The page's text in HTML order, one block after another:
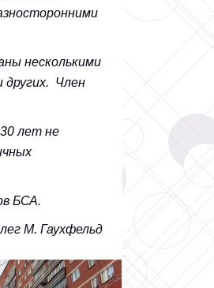
несколькими
других. Член
лет не
БСА.
М. Гаухфельд